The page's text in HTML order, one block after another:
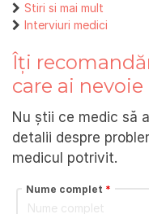
Stiri si mai mult
Interviuri medici
Îți
care ai nevoie
Nu știi ce medic să
detalii despre
medicul potrivit.
Nume complet *